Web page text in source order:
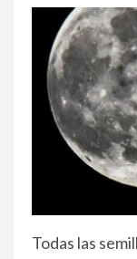
Todas las